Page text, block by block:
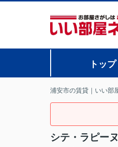
トップ
浦安市の賃貸｜いい部
シテ・ラピー